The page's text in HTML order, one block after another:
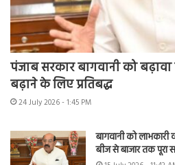
पंजाब सरकार बागवानी को
बढ़ाने के लिए प्रतिबद्ध
24 July 2026 - 1:45 PM
बागवानी को
बीज से बाजार तक पूरा